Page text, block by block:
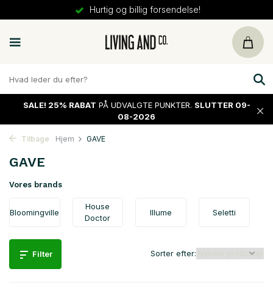
30 dages returret
SALE! 25% RABAT PÅ UDVALGTE PUNKTER. SLUTTER 09-
08-2026
Tilbage Hjem GAVE
GAVE
Vores brands
Bloomingville
House
Doctor
Illume Seletti
Filter Sorter efter: